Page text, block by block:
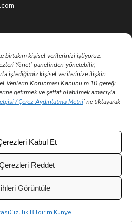
birtakım kişisel verilerinizi işliyoruz.
Yönet' panelinden yönetebilir,
işlediğimiz kişisel verilerinize ilişkin
Verilerin Korunması Kanunu m.10 gereği
getirmek ve şeffaf olabilmek amacıyla
/ Çerez Aydınlatma Metni’ ne tıklayarak
Kabul Et
Reddet
Görüntüle
Gizlilik BildirimiKünye
Yerleşkesi
Tic. A.Ş.